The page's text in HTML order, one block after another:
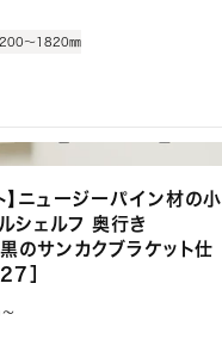
～1820㎜
】ニュージーパイン材の小
シェルフ 奥行き
のサンカクブラケット仕
］